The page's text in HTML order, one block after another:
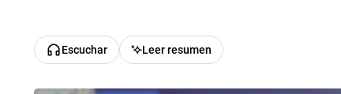
Escuchar Leer resumen